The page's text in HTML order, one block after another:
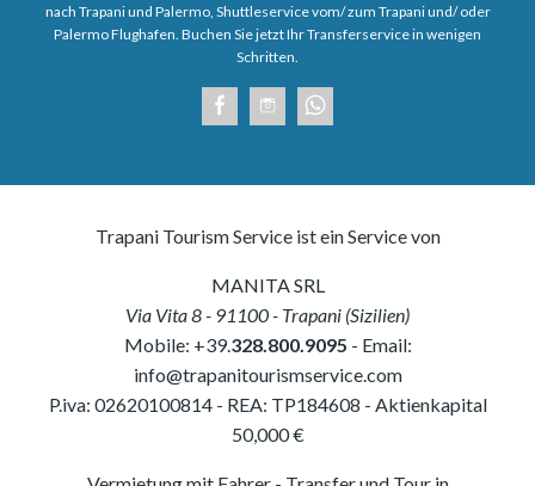
nach Trapani und Palermo, Shuttleservice vom/ zum Trapani und/ oder
Palermo Flughafen. Buchen Sie jetzt Ihr Transferservice in wenigen
Schritten.
Trapani Tourism Service ist ein Service von
MANITA SRL
Via Vita 8- 91100- Trapani (Sizilien)
Mobile: +39.328.800.9095 - Email:
info@trapanitourismservice.com
P.iva: 02620100814- REA: TP184608 - Aktienkapital
50,000 €